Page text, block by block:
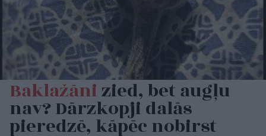
Baklažānizied, bet augļu
nav? Dārzkopji dalās
pieredzē, kāpēc nobirst